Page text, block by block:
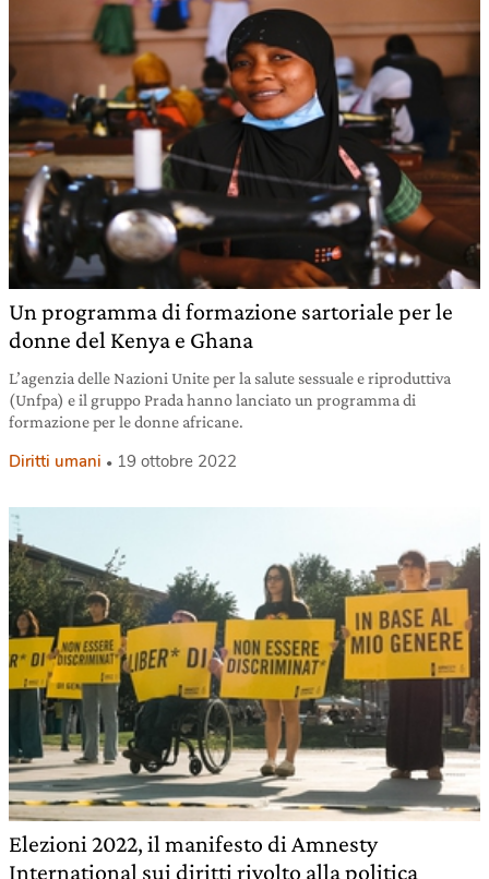
Un programma di formazione sartoriale per le
donne del Kenya e Ghana
L’agenzia delle Nazioni Unite per la salute sessuale e riproduttiva
(Unfpa) e il gruppo Prada hanno lanciato un programma di
formazione per le donne africane.
Diritti umani 19 ottobre 2022
Elezioni 2022, il manifesto di Amnesty
International sui diritti rivolto alla politica